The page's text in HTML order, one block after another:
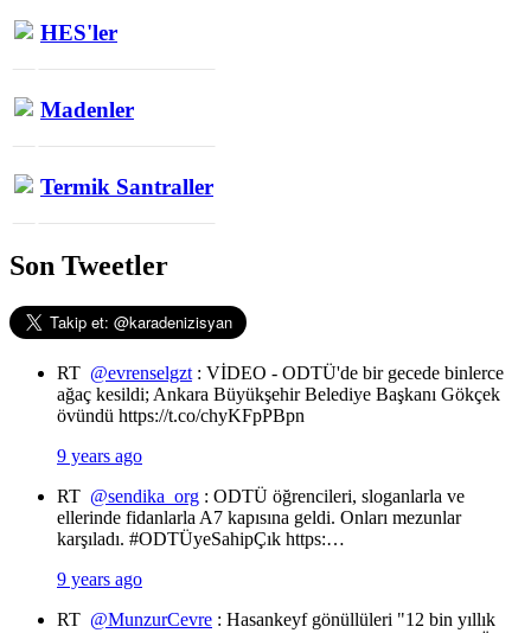
HES'ler
Madenler
Termik Santraller
Son Tweetler
RT @evrenselgzt : VİDEO - ODTÜ'de bir gecede binlerce
ağaç kesildi; Ankara Büyükşehir Belediye Başkanı Gökçek
övündü https://t.co/chyKFpPBpn
9 years ago
RT @sendika_org : ODTÜ öğrencileri, sloganlarla ve
ellerinde fidanlarla A7 kapısına geldi. Onları mezunlar
karşıladı. #ODTÜyeSahipÇık https:…
9 years ago
RT @MunzurCevre : Hasankeyf gönüllüleri "12 bin yıllık